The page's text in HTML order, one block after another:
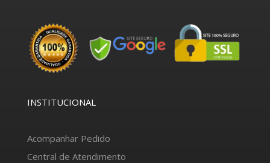
INSTITUCIONAL
Acompanhar Pedido
Central de Atendimento